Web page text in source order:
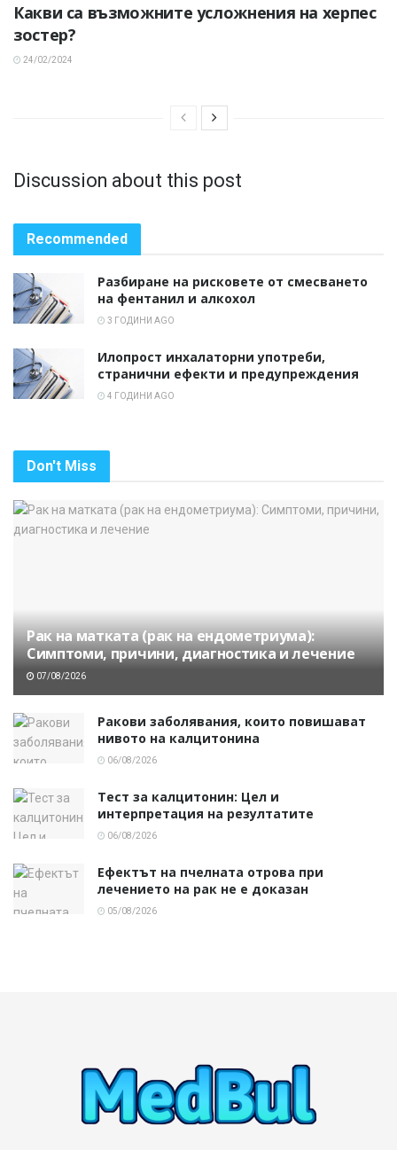
Какви са възможните усложнения на херпес
зостер?
24/02/2024
Discussion about this post
Recommended
Разбиране на рисковете от смесването
на фентанил и алкохол
3 ГОДИНИ AGO
Илопрост инхалаторни употреби,
странични ефекти и предупреждения
4 ГОДИНИ AGO
Don't Miss
Рак на матката (рак на ендометриума):
Симптоми, причини, диагностика и лечение
07/08/2026
Ракови заболявания, които повишават
нивото на калцитонина
06/08/2026
Тест за калцитонин: Цел и
интерпретация на резултатите
06/08/2026
Ефектът на пчелната отрова при
лечението на рак не е доказан
05/08/2026